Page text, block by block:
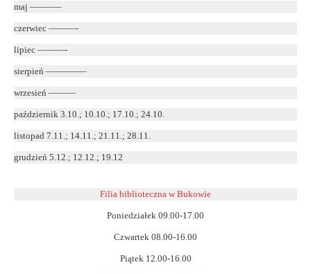
maj ———–
czerwiec ———-
lipiec ———-
sierpień ————–
wrzesień ———
październik 3.10.; 10.10.; 17.10.; 24.10.
listopad 7.11.; 14.11.; 21.11.; 28.11.
grudzień 5.12.; 12.12.; 19.12
Filia biblioteczna w Bukowie
Poniedziałek 09.00-17.00
Czwartek 08.00-16.00
Piątek 12.00-16.00